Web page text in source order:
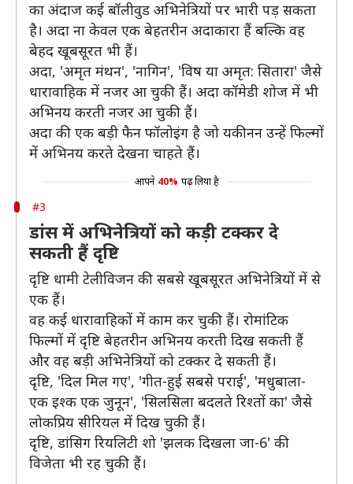
का अंदाज कई बॉलीवुड अभिनेत्रियों पर भारी पड़ सकता
है। अदा ना केवल एक बेहतरीन अदाकारा हैं बल्कि वह
बेहद खूबसूरत भी हैं।
अदा, 'अमृत मंथन', 'नागिन', 'विष या अमृत: सितारा' जैसे
धारावाहिक में नजर आ चुकी हैं। अदा कॉमेडी शोज में भी
अभिनय करती नजर आ चुकी हैं।
अदा की एक बड़ी फैन फॉलोइंग है जो यकीनन उन्हें फिल्मों
में अभिनय करते देखना चाहते हैं।
आपने 40% पढ़ लिया है
#3
डांस में अभिनेत्रियों को कड़ी टक्कर दे
सकती हैं दृष्टि
दृष्टि धामी टेलीविजन की सबसे खूबसूरत अभिनेत्रियों में से
एक हैं।
वह कई धारावाहिकों में काम कर चुकी हैं। रोमांटिक
फिल्मों में दृष्टि बेहतरीन अभिनय करती दिख सकती हैं
और वह बड़ी अभिनेत्रियों को टक्कर दे सकती हैं।
दृष्टि, 'दिल मिल गए', 'गीत-हुई सबसे पराई', 'मधुबाला-
एक इश्क एक जुनून', 'सिलसिला बदलते रिश्तों का' जैसे
लोकप्रिय सीरियल में दिख चुकी हैं।
दृष्टि, डांसिग रियलिटी शो 'झलक दिखला जा-6' की
विजेता भी रह चुकी हैं।